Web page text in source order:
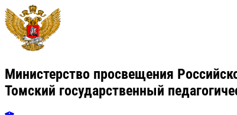
Министерство просвещения
Томский государственный